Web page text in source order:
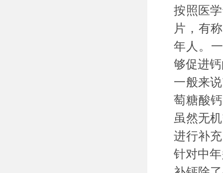
按照医
片，有
年人。
够促进
一般来
萄糖酸
虽然无
进行补
针对中